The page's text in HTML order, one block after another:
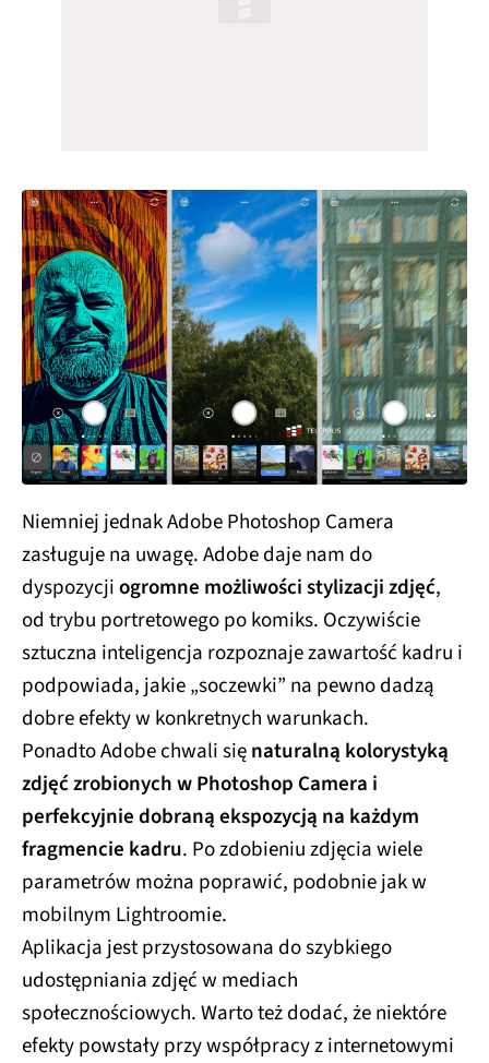
Niemniej jednak Adobe Photoshop Camera
zasługuje na uwagę. Adobe daje nam do
dyspozycjiogromne możliwości stylizacji zdjęć,
od trybu portretowego po komiks. Oczywiście
sztuczna inteligencja rozpoznaje zawartość kadru i
podpowiada, jakie „soczewki” na pewno dadzą
dobre efekty w konkretnych warunkach.
Ponadto Adobe chwali sięnaturalną kolorystyką
zdjęć zrobionych w Photoshop Camera i
perfekcyjnie dobraną ekspozycją na każdym
fragmencie kadru. Po zdobieniu zdjęcia wiele
parametrów można poprawić, podobnie jak w
mobilnym Lightroomie.
Aplikacja jest przystosowana do szybkiego
udostępniania zdjęć w mediach
społecznościowych. Warto też dodać, że niektóre
efekty powstały przy współpracy z internetowymi